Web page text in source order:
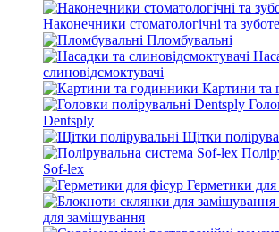
Наконечники стоматологічні та
Пломбувальні
слиновідсмоктувачі
Картини та
Dentsply
Щітки
Sof-lex
Герметики для
для замішування